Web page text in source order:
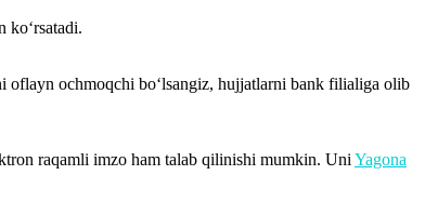
ko‘rsatadi.
oflayn ochmoqchi bo‘lsangiz, hujjatlarni bank filialiga olib
raqamli imzo ham talab qilinishi mumkin. UniYagona